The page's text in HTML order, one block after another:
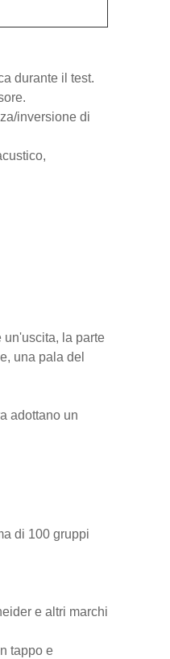
durante il test.
inversione di
un'uscita, la parte
una pala del
adottano un
di 100 gruppi
e altri marchi
tappo e